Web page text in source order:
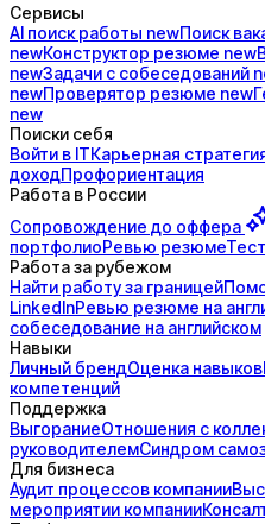
Сервисы
AI поискработы newПоиск
newКонструктор резюме new
newЗадачи с собеседований
newПроверятор резюме new
new
Поиски себя
Войти в ITКарьерная
доходПрофориентация
Работа в России
Сопровождение до оффера
портфолиоРевью резюме
Работа за рубежом
Найти работу за границей
LinkedInРевью резюме на
собеседование на английском
Навыки
Личный брендОценка навыков
компетенций
Поддержка
ВыгораниеОтношения с
руководителемСиндром
Для бизнеса
Аудит процессов компании
мероприятии компании